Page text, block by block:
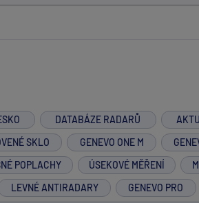
DATABÁZE RADARŮ
SKLO GENEVO ONE M
POPLACHY ÚSEKOVÉ MĚŘENÍ
LEVNÉ ANTIRADARY GENEVO PRO